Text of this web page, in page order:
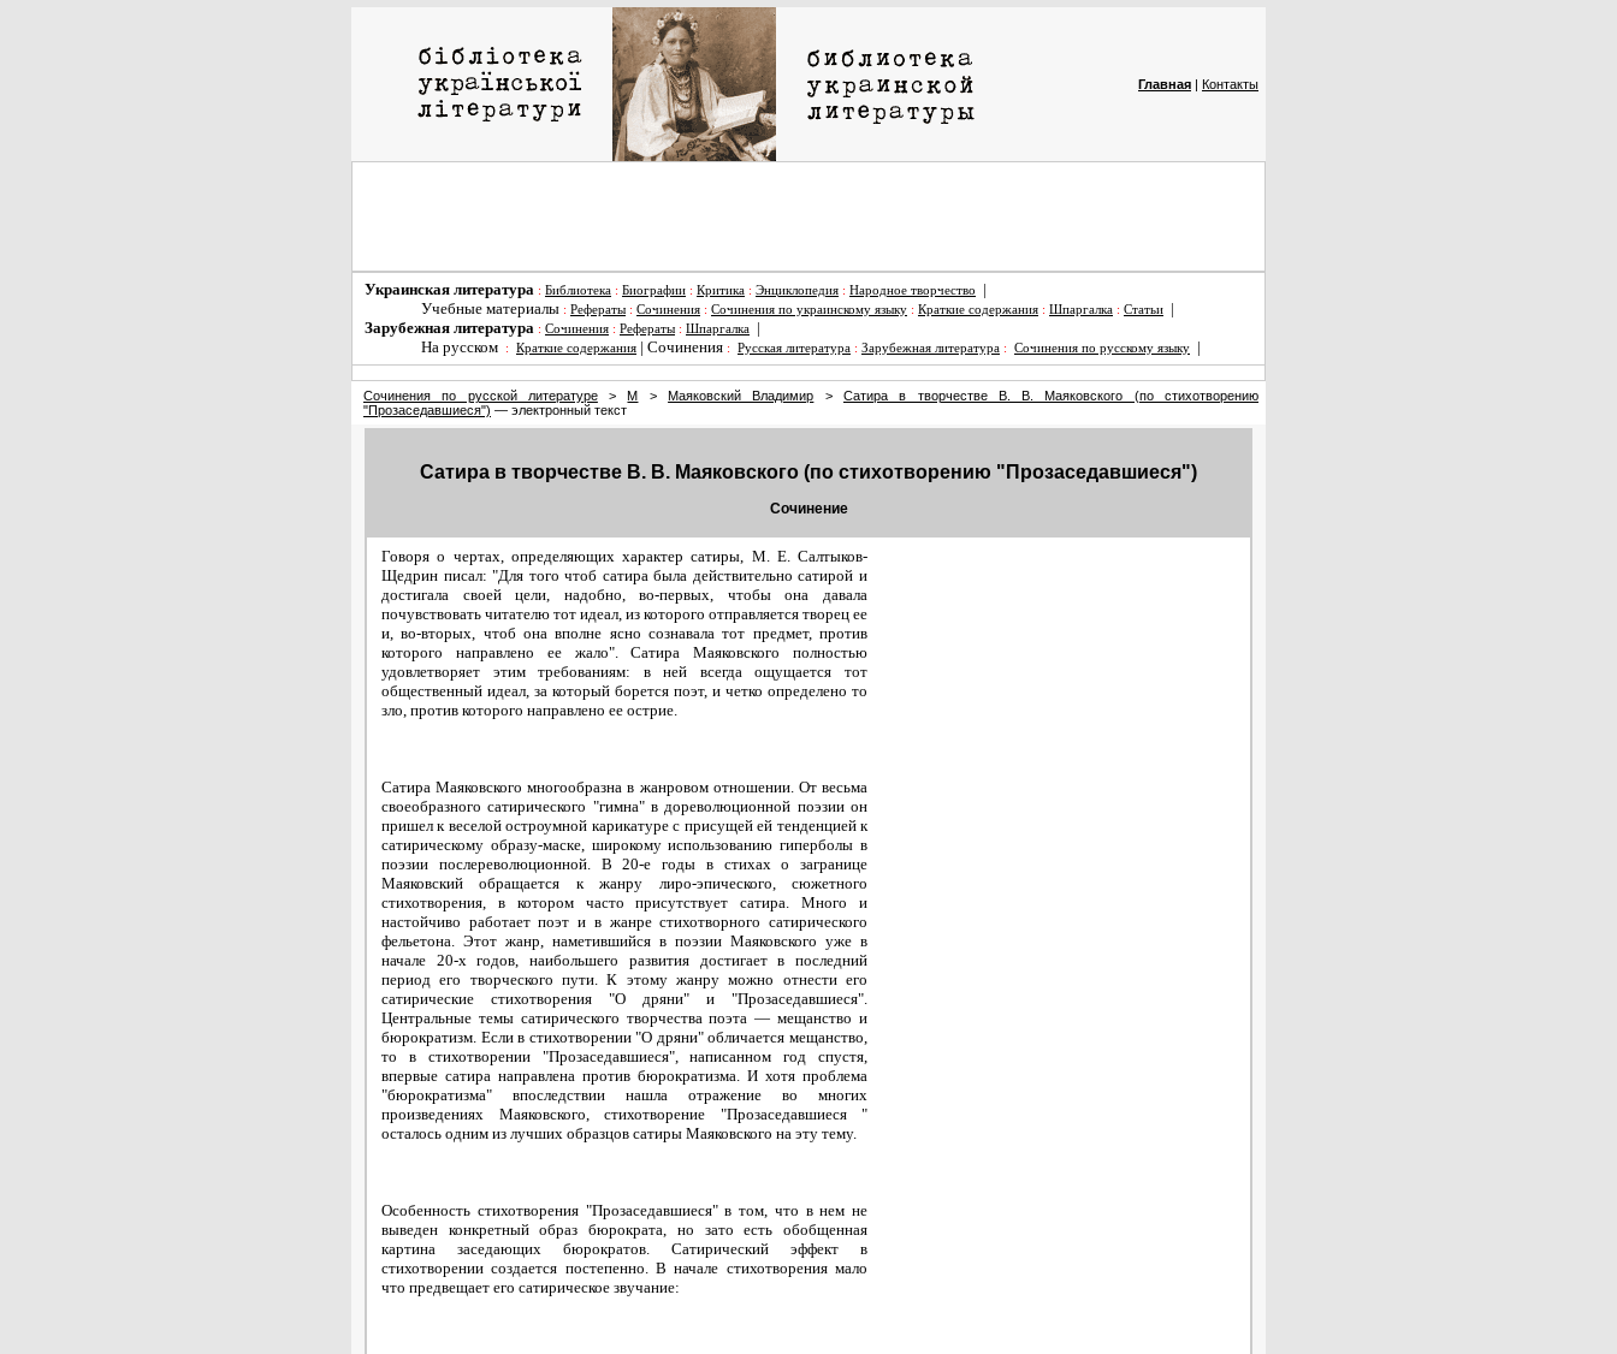
Главная | Контакты
Украинская литература : Библиотека : Биографии : Критика : Энциклопедия : Народное творчество
|
Учебные материалы : Рефераты : Сочинения : Сочинения по украинскому языку : Краткие содержания : Шпаргалка : Статьи
|
Зарубежная литература : Сочинения : Рефераты : Шпаргалка
|
На русском
: Краткие содержания | Сочинения : Русская литература : Зарубежная литература : Сочинения по русскому языку |
Сочинения по русской литературе>М >Маяковский Владимир > Сатира в творчестве В. В. Маяковского (по стихотворению
"Прозаседавшиеся") — электронный текст
Сатира в творчестве В. В. Маяковского (по стихотворению "Прозаседавшиеся")
Сочинение
Говоря о чертах, определяющих характер сатиры, М. Е. Салтыков-
Щедрин писал: "Для того чтоб сатира была действительно сатирой и
достигала своей цели, надобно, во-первых, чтобы она давала
почувствовать читателю тот идеал, из которого отправляется творец ее
и, во-вторых, чтоб она вполне ясно сознавала тот предмет, против
которого направлено ее жало". Сатира Маяковского полностью
удовлетворяет этим требованиям: в ней всегда ощущается тот
общественный идеал, за который борется поэт, и четко определено то
зло, против которого направлено ее острие.
Сатира Маяковского многообразна в жанровом отношении. От весьма
своеобразного сатирического "гимна" в дореволюционной поэзии он
пришел к веселой остроумной карикатуре с присущей ей тенденцией к
сатирическому образу-маске, широкому использованию гиперболы в
поэзии послереволюционной. В 20-е годы в стихах о загранице
Маяковский обращается к жанру лиро-эпического, сюжетного
стихотворения, в котором часто присутствует сатира. Много и
настойчиво работает поэт и в жанре стихотворного сатирического
фельетона. Этот жанр, наметившийся в поэзии Маяковского уже в
начале 20-х годов, наибольшего развития достигает в последний
период его творческого пути. К этому жанру можно отнести его
сатирические стихотворения "О дряни" и "Прозаседавшиеся".
Центральные темы сатирического творчества поэта — мещанство и
бюрократизм. Если в стихотворении "О дряни" обличается мещанство,
то в стихотворении "Прозаседавшиеся", написанном год спустя,
впервые сатира направлена против бюрократизма. И хотя проблема
"бюрократизма" впоследствии нашла отражение во многих
произведениях Маяковского, стихотворение "Прозаседавшиеся "
осталось одним из лучших образцов сатиры Маяковского на эту тему.
Особенность стихотворения "Прозаседавшиеся" в том, что в нем не
выведен конкретный образ бюрократа, но зато есть обобщенная
картина заседающих бюрократов. Сатирический эффект в
стихотворении создается постепенно. В начале стихотворения мало
что предвещает его сатирическое звучание: